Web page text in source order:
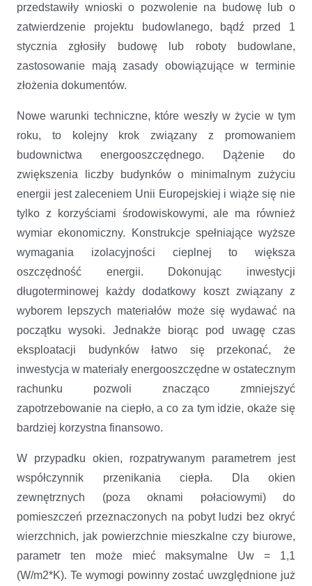
Vetrex dobrze przygotowany do zaostrzonych przepisów
przedstawiły wnioski o pozwolenie na budowę lub o
zatwierdzenie projektu budowlanego, bądź przed 1
stycznia zgłosiły budowę lub roboty budowlane,
zastosowanie mają zasady obowiązujące w terminie
złożenia dokumentów.
Nowe warunki techniczne, które weszły w życie w tym
roku, to kolejny krok związany z promowaniem
budownictwa energooszczędnego. Dążenie do
zwiększenia liczby budynków o minimalnym zużyciu
energii jest zaleceniem Unii Europejskiej i wiąże się nie
tylko z korzyściami środowiskowymi, ale ma również
wymiar ekonomiczny. Konstrukcje spełniające wyższe
wymagania izolacyjności cieplnej to większa
oszczędność energii. Dokonując inwestycji
długoterminowej każdy dodatkowy koszt związany z
wyborem lepszych materiałów może się wydawać na
początku wysoki. Jednakże biorąc pod uwagę czas
eksploatacji budynków łatwo się przekonać, że
inwestycja w materiały energooszczędne w ostatecznym
rachunku pozwoli znacząco zmniejszyć
zapotrzebowanie na ciepło, a co za tym idzie, okaże się
bardziej korzystna finansowo.
W przypadku okien, rozpatrywanym parametrem jest
współczynnik przenikania ciepła. Dla okien
zewnętrznych (poza oknami połaciowymi) do
pomieszczeń przeznaczonych na pobyt ludzi bez okryć
wierzchnich, jak powierzchnie mieszkalne czy biurowe,
parametr ten może mieć maksymalne Uw = 1,1
(W/m2*K). Te wymogi powinny zostać uwzględnione już